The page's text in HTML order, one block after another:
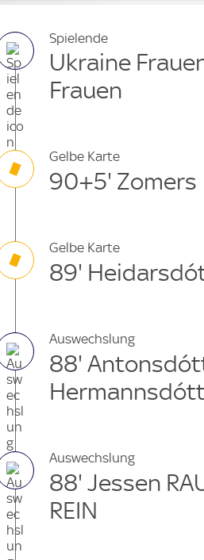
Spielende
Ukraine
Frauen
Gelbe Karte
90+5' Zomers
Gelbe Karte
89'
Auswechslung
88'
Auswechslung
88' Jessen
REIN